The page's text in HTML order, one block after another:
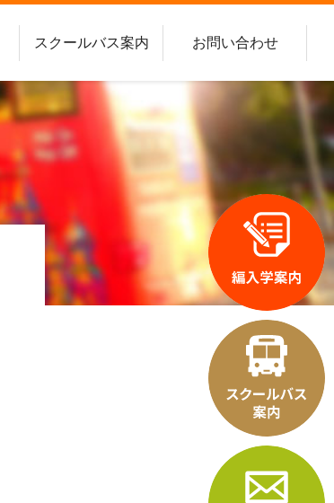
スクールバス案内 お問い合わせ